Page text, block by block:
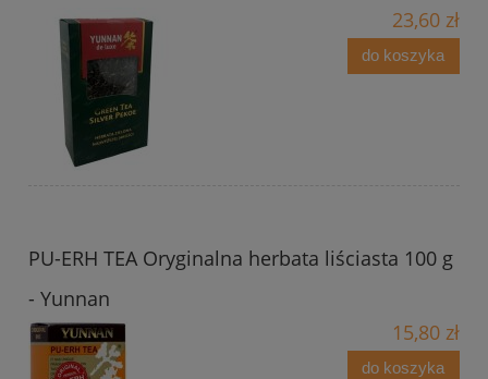
23,60 zł
do koszyka
PU-ERH TEA Oryginalna herbata liściasta 100 g
- Yunnan
15,80 zł
do koszyka